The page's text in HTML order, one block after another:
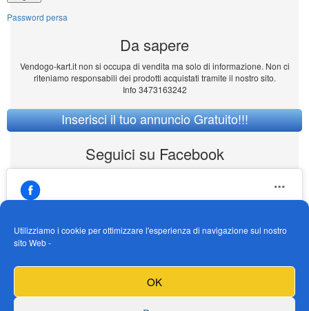
Utilizziamo i cookie per ottimizzare l'esperienza di navigazione sul nostro
sito Web -
OK
Password persa
Da sapere
Vendogo-kart.it non si occupa di vendita ma solo di informazione. Non ci
riteniamo responsabili dei prodotti acquistati tramite il nostro sito.
Info 3473163242
Inserisci il tuo annuncio Gratuito!!!
Seguici su Facebook
https://www.facebook.com/Vendogokartit/
Fai clic per accettare i cookie marketing e
abilitare questo contenuto